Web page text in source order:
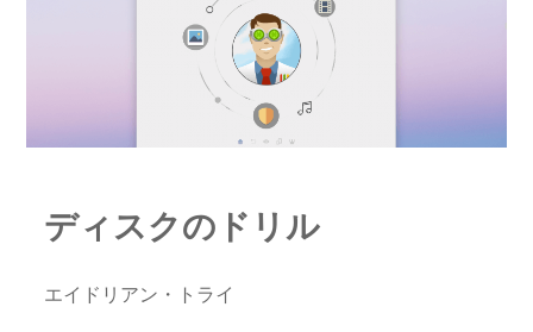
ディスクのドリル
エイドリアン・トライ